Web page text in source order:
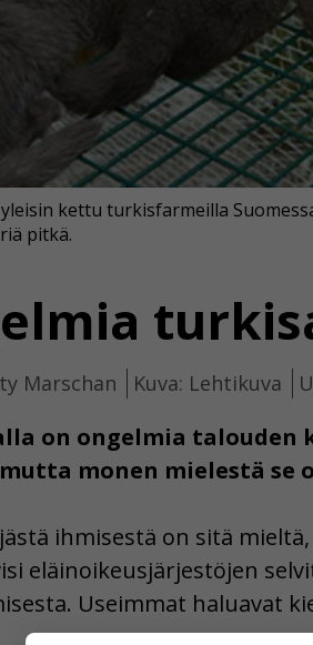
Marschan Kuva: Lehtikuva
on ongelmia talouden
monen mielestä se
kettu turkisfarmeilla
pitkä.
ihmisestä on sitä
eläinoikeusjärjestöjen
Useimmat haluavat